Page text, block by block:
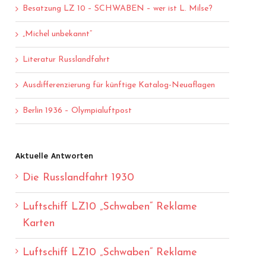
Besatzung LZ 10 – SCHWABEN – wer ist L. Milse?
„Michel unbekannt“
Literatur Russlandfahrt
Ausdifferenzierung für künftige Katalog-Neuaflagen
Berlin 1936 – Olympialuftpost
Aktuelle Antworten
Die Russlandfahrt 1930
Luftschiff LZ10 „Schwaben“ Reklame
Karten
Luftschiff LZ10 „Schwaben“ Reklame